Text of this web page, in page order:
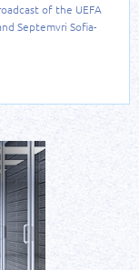
of the UEFA
Septemvri Sofia-